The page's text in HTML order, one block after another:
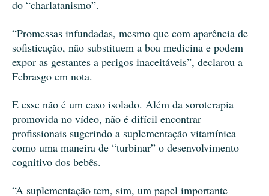
do “charlatanismo”.
“Promessas infundadas, mesmo que com aparência de
sofisticação, não substituem a boa medicina e podem
expor as gestantes a perigos inaceitáveis”, declarou a
Febrasgo em nota.
E esse não é um caso isolado. Além da soroterapia
promovida no vídeo, não é difícil encontrar
profissionais sugerindo a suplementação vitamínica
como uma maneira de “turbinar” o desenvolvimento
cognitivo dos bebês.
“A suplementação tem, sim, um papel importante